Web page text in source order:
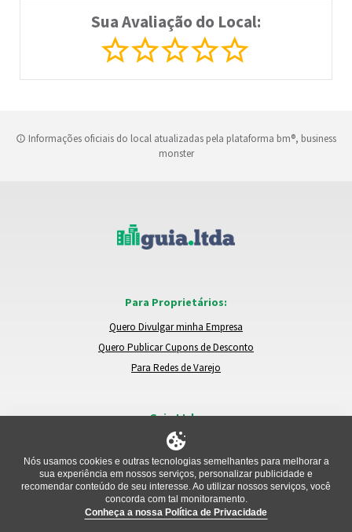
Sua Avaliação do Local:
Informações oficiais do local atualizadas pela plataforma bm®, business
monster
Para Proprietários:
Quero Divulgar minha Empresa
Quero Publicar Cupons de Desconto
Para Redes de Varejo
Guia.Ltda:
Locais e Empresas
Trocar de Região
Relatar um Problema
Nós usamos cookies e outras tecnologias semelhantes para melhorar a
sua experiência em nossos serviços, personalizar publicidade e
recomendar conteúdo de seu interesse. Ao utilizar nossos serviços, você
concorda com tal monitoramento.
Conheça a nossa Política de Privacidade